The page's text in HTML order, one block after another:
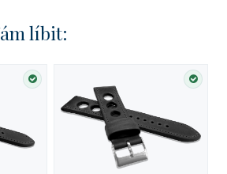
líbit:
SKLADEM